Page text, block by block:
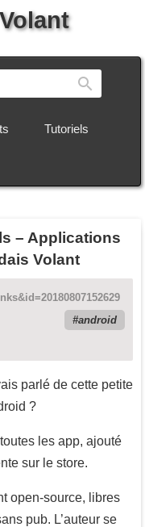
Tutoriels
– Applications
Volant
android
parlé de cette petite
?
les app, ajouté
sur le store.
open-source, libres
pub. L’auteur se